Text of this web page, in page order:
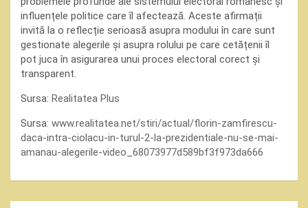
influențele politice care îl afectează. Aceste afirmații
invită la o reflecție serioasă asupra modului în care sunt
gestionate alegerile și asupra rolului pe care cetățenii îl
pot juca în asigurarea unui proces electoral corect și
transparent.
Sursa: Realitatea Plus
Sursa: www.realitatea.net/stiri/actual/florin-zamfirescu-
daca-intra-ciolacu-in-turul-2-la-prezidentiale-nu-se-mai-
amanau-alegerile-video_68073977d589bf3f973da666